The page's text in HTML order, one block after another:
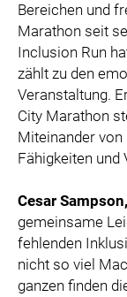
Bereichen und
Marathon seit
Inclusion Run
zählt zu den
Veranstaltung.
City Marathon
Miteinander
Fähigkeiten und
Cesar
gemeinsame
fehlenden
nicht so viel
ganzen finden